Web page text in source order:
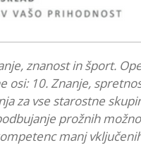
znanost in šport.
osi: 10. Znanje,
za vse starostne
prožnih
manj